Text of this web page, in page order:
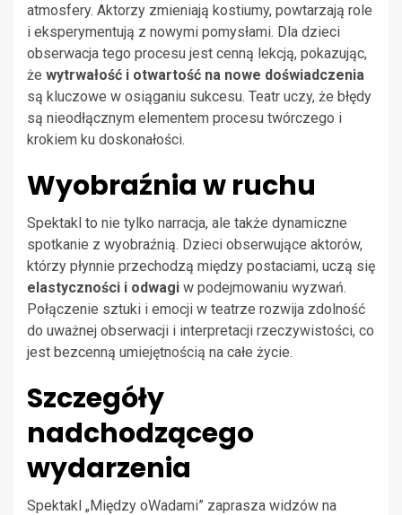
atmosfery. Aktorzy zmieniają kostiumy, powtarzają role
i eksperymentują z nowymi pomysłami. Dla dzieci
obserwacja tego procesu jest cenną lekcją, pokazując,
że wytrwałość i otwartość na nowe doświadczenia
są kluczowe w osiąganiu sukcesu. Teatr uczy, że błędy
są nieodłącznym elementem procesu twórczego i
krokiem ku doskonałości.
Wyobraźnia w ruchu
Spektakl to nie tylko narracja, ale także dynamiczne
spotkanie z wyobraźnią. Dzieci obserwujące aktorów,
którzy płynnie przechodzą między postaciami, uczą się
elastyczności i odwagi w podejmowaniu wyzwań.
Połączenie sztuki i emocji w teatrze rozwija zdolność
do uważnej obserwacji i interpretacji rzeczywistości, co
jest bezcenną umiejętnością na całe życie.
Szczegóły
nadchodzącego
wydarzenia
Spektakl „Między oWadami” zaprasza widzów na